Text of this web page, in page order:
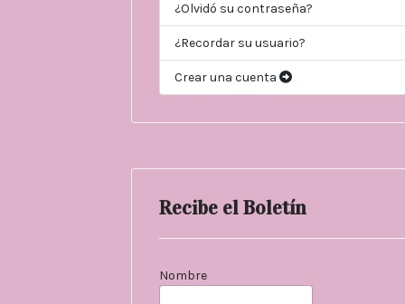
¿Olvidó su contraseña?
¿Recordar su usuario?
Crear una cuenta
Recibe el Boletín
Nombre